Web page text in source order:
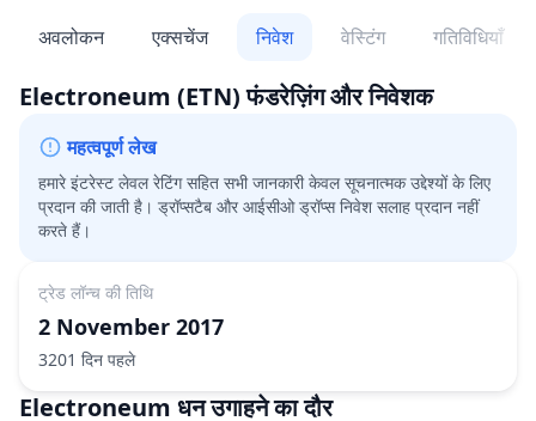
अवलोकन एक्सचेंज निवेश वेस्टिंग गतिविधियाँ
Electroneum (ETN) फंडरेज़िंग और निवेशक
महत्वपूर्ण लेख
हमारे इंटरेस्ट लेवल रेटिंग सहित सभी जानकारी केवल सूचनात्मक उद्देश्यों के लिए
प्रदान की जाती है। ड्रॉप्सटैब और आईसीओ ड्रॉप्स निवेश सलाह प्रदान नहीं
करते हैं।
ट्रेड लॉन्च की तिथि
2 November 2017
3201 दिन पहले
Electroneum धन उगाहने का दौर